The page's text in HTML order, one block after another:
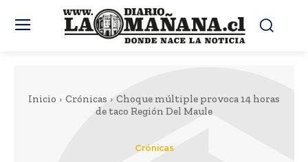
Inicio Crónicas
Choque múltiple provoca 14 horas
de taco Región Del Maule
Crónicas